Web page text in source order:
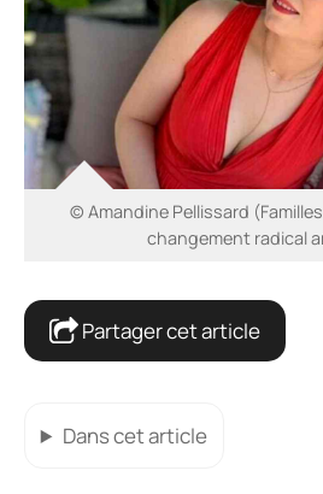
© Amandine Pellissard
changement radical
Partager cet article
Dans cet article